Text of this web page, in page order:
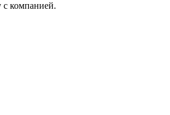
с компанией.